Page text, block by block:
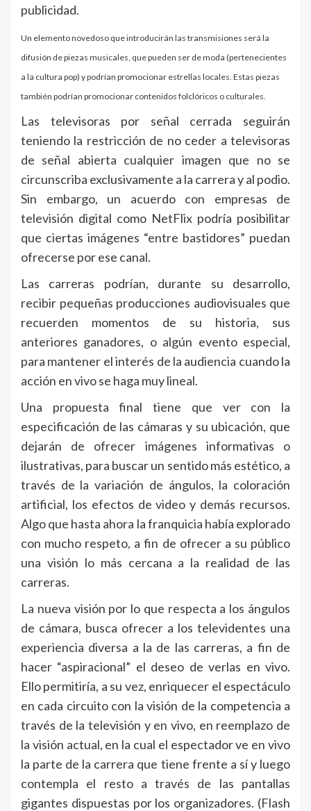
publicidad.
Un elemento novedoso que introducirán las transmisiones será la
difusión de piezas musicales, que pueden ser de moda (pertenecientes
a la cultura pop) y podrían promocionar estrellas locales. Estas piezas
también podrían promocionar contenidos folclóricos o culturales.
Las televisoras por señal cerrada seguirán
teniendo la restricción de no ceder a televisoras
de señal abierta cualquier imagen que no se
circunscriba exclusivamente a la carrera y al podio.
Sin embargo, un acuerdo con empresas de
televisión digital como NetFlix podría posibilitar
que ciertas imágenes “entre bastidores” puedan
ofrecerse por ese canal.
Las carreras podrían, durante su desarrollo,
recibir pequeñas producciones audiovisuales que
recuerden momentos de su historia, sus
anteriores ganadores, o algún evento especial,
para mantener el interés de la audiencia cuando la
acción en vivo se haga muy lineal.
Una propuesta final tiene que ver con la
especificación de las cámaras y su ubicación, que
dejarán de ofrecer imágenes informativas o
ilustrativas, para buscar un sentido más estético, a
través de la variación de ángulos, la coloración
artificial, los efectos de video y demás recursos.
Algo que hasta ahora la franquicia había explorado
con mucho respeto, a fin de ofrecer a su público
una visión lo más cercana a la realidad de las
carreras.
La nueva visión por lo que respecta a los ángulos
de cámara, busca ofrecer a los televidentes una
experiencia diversa a la de las carreras, a fin de
hacer “aspiracional” el deseo de verlas en vivo.
Ello permitiría, a su vez, enriquecer el espectáculo
en cada circuito con la visión de la competencia a
través de la televisión y en vivo, en reemplazo de
la visión actual, en la cual el espectador ve en vivo
la parte de la carrera que tiene frente a sí y luego
contempla el resto a través de las pantallas
gigantes dispuestas por los organizadores. (Flash